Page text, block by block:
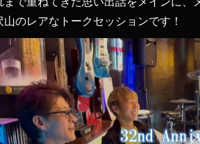
のレアなトークセッションです！